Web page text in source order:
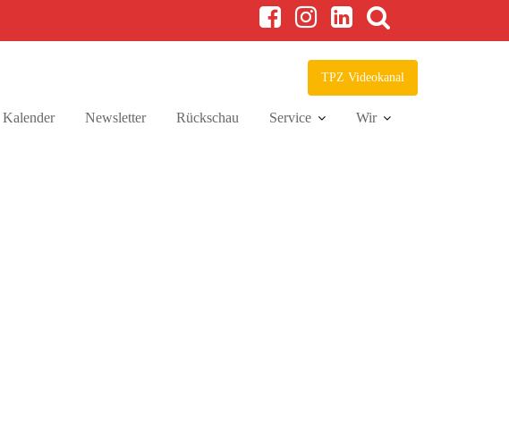
TPZ Videokanal
Kalender Newsletter Rückschau Service Wir